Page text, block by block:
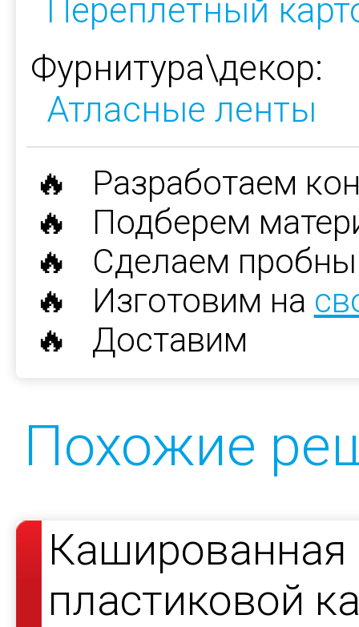
Переплетный
Фурнитура\декор:
Атласные ленты
🔥 Разработаем
🔥 Подберем
🔥 Сделаем
🔥 Изготовим на
🔥 Доставим
Похожие
Кашированная
пластиковой